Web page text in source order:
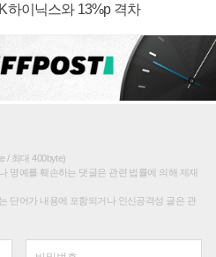
하이닉스와 13%p 격차
/ 최대 400byte)
명예를 훼손하는 댓글은 관련 법률에 의해 제재
단어가 내용에 포함되거나 인신공격성 글은 관